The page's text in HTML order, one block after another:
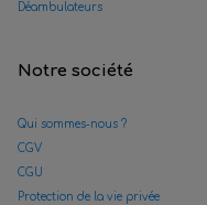
Déambulateurs
Notre société
Qui sommes-nous ?
CGV
CGU
Protection de la vie privée